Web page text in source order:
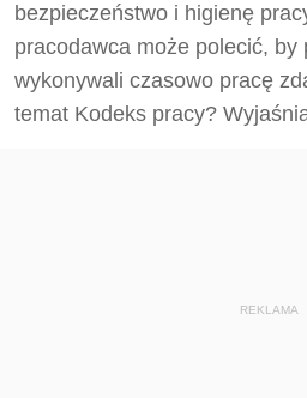
bezpieczeństwo i higienę
pracodawca może polecić, by
wykonywali czasowo pracę
temat Kodeks pracy?
REKLAMA